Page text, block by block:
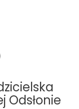
Odsłonie